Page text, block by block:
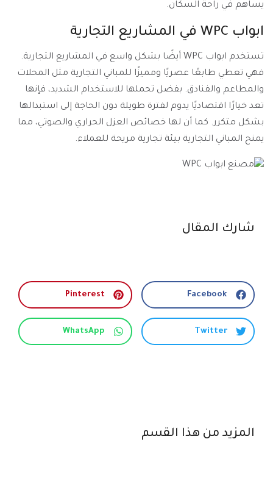
يساهم في راحة السكان.
ابواب WPC في المشاريع التجارية
تستخدم ابواب WPC أيضًا بشكل واسع في المشاريع التجارية.
فهي تعطي طابعًا عصريًا ومميزًا للمباني التجارية مثل المحلات
والمطاعم والفنادق. بفضل تحملها للاستخدام الشديد، فإنها
تعد خيارًا اقتصاديًا يدوم لفترة طويلة دون الحاجة إلى استبدالها
بشكل متكرر. كما أن لها خصائص العزل الحراري والصوتي، مما
يمنح المباني التجارية بيئة تجارية مريحة للعملاء.
شارك المقال
Facebook
Pinterest
Twitter
WhatsApp
المزيد من هذا القسم